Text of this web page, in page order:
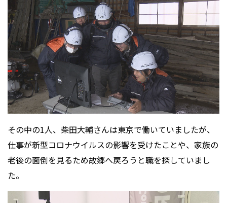
その中の1人、柴田大輔さんは東京で働いていましたが、
仕事が新型コロナウイルスの影響を受けたことや、家族の
老後の面倒を見るため故郷へ戻ろうと職を探していまし
た。